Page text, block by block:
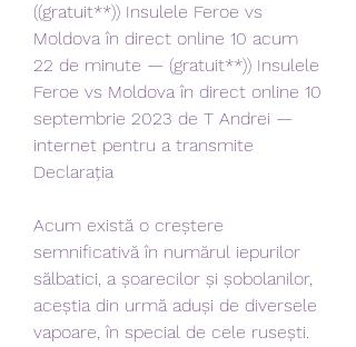
((gratuit**)) Insulele Feroe vs
Moldova în direct online 10 acum
22 de minute — (gratuit**)) Insulele
Feroe vs Moldova în direct online 10
septembrie 2023 de T Andrei —
internet pentru a transmite
Declarația
Acum există o creștere
semnificativă în numărul iepurilor
sălbatici, a șoarecilor și șobolanilor,
aceștia din urmă aduși de diversele
vapoare, în special de cele rusești.